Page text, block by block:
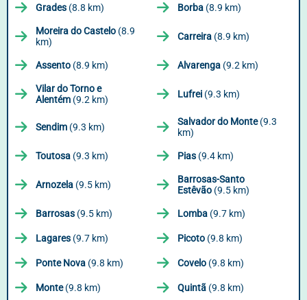
Grades (8.8 km) Borba (8.9 km)
Moreira do Castelo (8.9
km)
Carreira (8.9 km)
Assento (8.9 km) Alvarenga (9.2 km)
Vilar do Torno e
Alentém (9.2 km) Lufrei (9.3 km)
Sendim (9.3 km) Salvador do Monte(9.3
km)
Toutosa (9.3 km) Pias (9.4 km)
Arnozela (9.5 km)
Barrosas-Santo
Estêvão (9.5 km)
Barrosas (9.5 km) Lomba (9.7 km)
Lagares (9.7 km) Picoto (9.8 km)
Ponte Nova (9.8 km) Covelo (9.8 km)
Monte(9.8 km) Quintã (9.8 km)